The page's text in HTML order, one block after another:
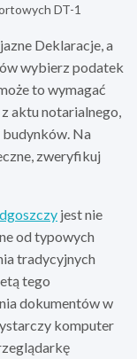
DT-1
Deklaracje, a
wybierz podatek
to wymagać
aktu notarialnego,
Na
zweryfikuj
jest nie
od typowych
tradycyjnych
tego
dokumentów w
komputer